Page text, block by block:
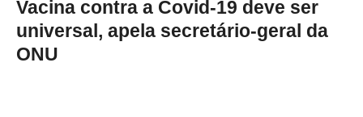
Vacina contra a Covid-19 deve ser
universal, apela secretário-geral da
ONU